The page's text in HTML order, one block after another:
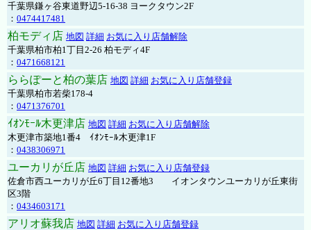
千葉県鎌ヶ谷東道野辺5-16-38 ヨークタウン2F
： 0474417481
柏モディ店 地図 詳細 お気に入り店舗解除
千葉県柏市柏1丁目2-26 柏モディ4F
： 0471668121
ららぽーと柏の葉店 地図 詳細 お気に入り店舗登録
千葉県柏市若柴178-4
： 0471376701
ｲｵﾝﾓｰﾙ木更津店 地図 詳細 お気に入り店舗解除
木更津市築地1番4 ｲｵﾝﾓｰﾙ木更津1F
： 0438306971
ユーカリが丘店 地図 詳細 お気に入り店舗登録
佐倉市西ユーカリが丘6丁目12番地3 イオンタウンユーカリが丘東街
区3階
： 0434603171
アリオ蘇我店 地図 詳細 お気に入り店舗登録